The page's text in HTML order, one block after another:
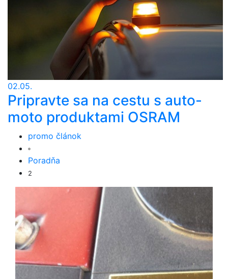
02.05.
Pripravte sa na cestu s auto-
moto produktami OSRAM
promo článok
Poradňa
2